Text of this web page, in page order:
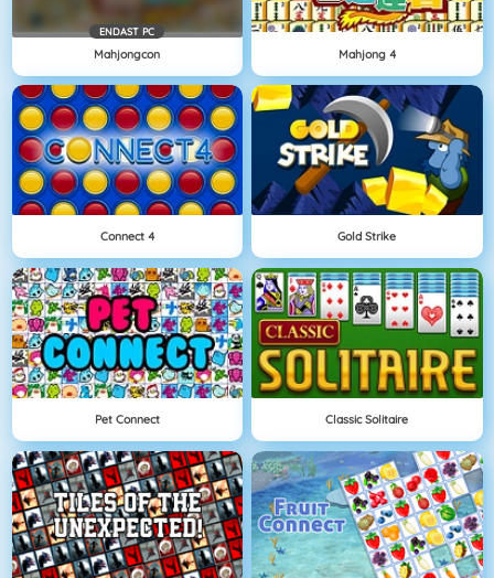
ENDAST PC
Mahjongcon Mahjong 4
Connect 4 Gold Strike
Pet Connect Classic Solitaire